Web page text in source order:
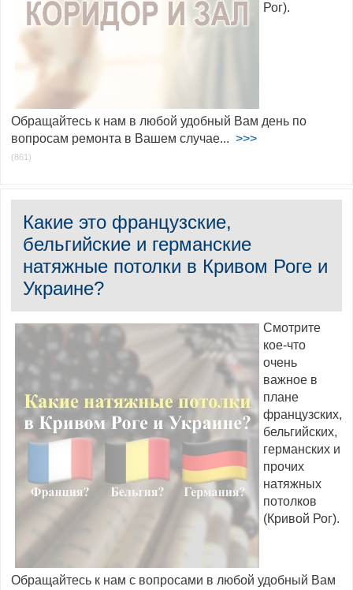
Рог).
Обращайтесь к нам в любой удобный Вам день по
вопросам ремонта в Вашем случае... >>>
(861)
Какие это французские,
бельгийские и германские
натяжные потолки в Кривом Роге и
Украине?
Смотрите
кое-что
очень
важное в
плане
французских,
бельгийских,
германских и
прочих
натяжных
потолков
(Кривой Рог).
Обращайтесь к нам с вопросами в любой удобный Вам